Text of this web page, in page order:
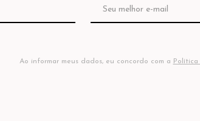
Ao informar meus dados, eu concordo com a